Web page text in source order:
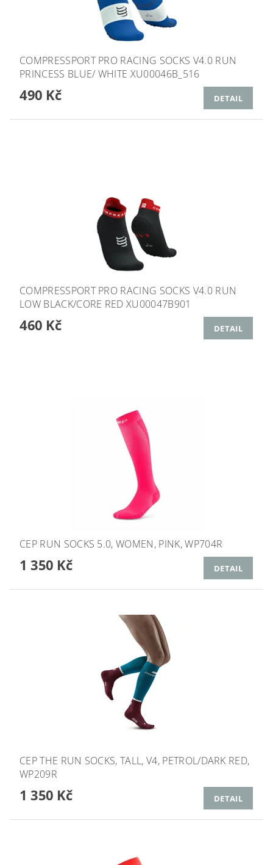
COMPRESSPORT PRO RACING SOCKS V4.0 RUN
PRINCESS BLUE/ WHITE XU00046B_516
490 Kč DETAIL
COMPRESSPORT PRO RACING SOCKS V4.0 RUN
LOW BLACK/CORE RED XU00047B901
460 Kč DETAIL
CEP RUN SOCKS 5.0, WOMEN, PINK, WP704R
1 350 Kč DETAIL
CEP THE RUN SOCKS, TALL, V4, PETROL/DARK RED,
WP209R
1 350 Kč DETAIL